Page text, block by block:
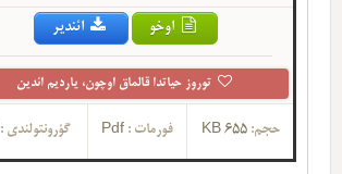
اوخو ائندیر
توروز حیاتدا قالماق اوچون، یاردیم ائدین
حجم:655 KB فورمات : Pdf گؤرونتولندی :